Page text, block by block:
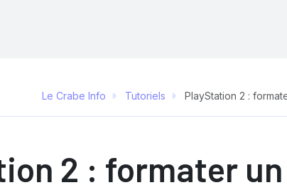
Le Crabe Info Tutoriels PlayStation 2 :
2 : formater